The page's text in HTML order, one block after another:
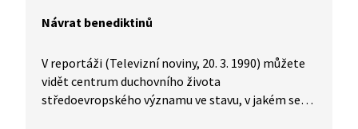
Návrat benediktinů
V reportáži (Televizní noviny, 20. 3. 1990) můžete
vidět centrum duchovního života
středoevropského významu ve stavu, v jakém se